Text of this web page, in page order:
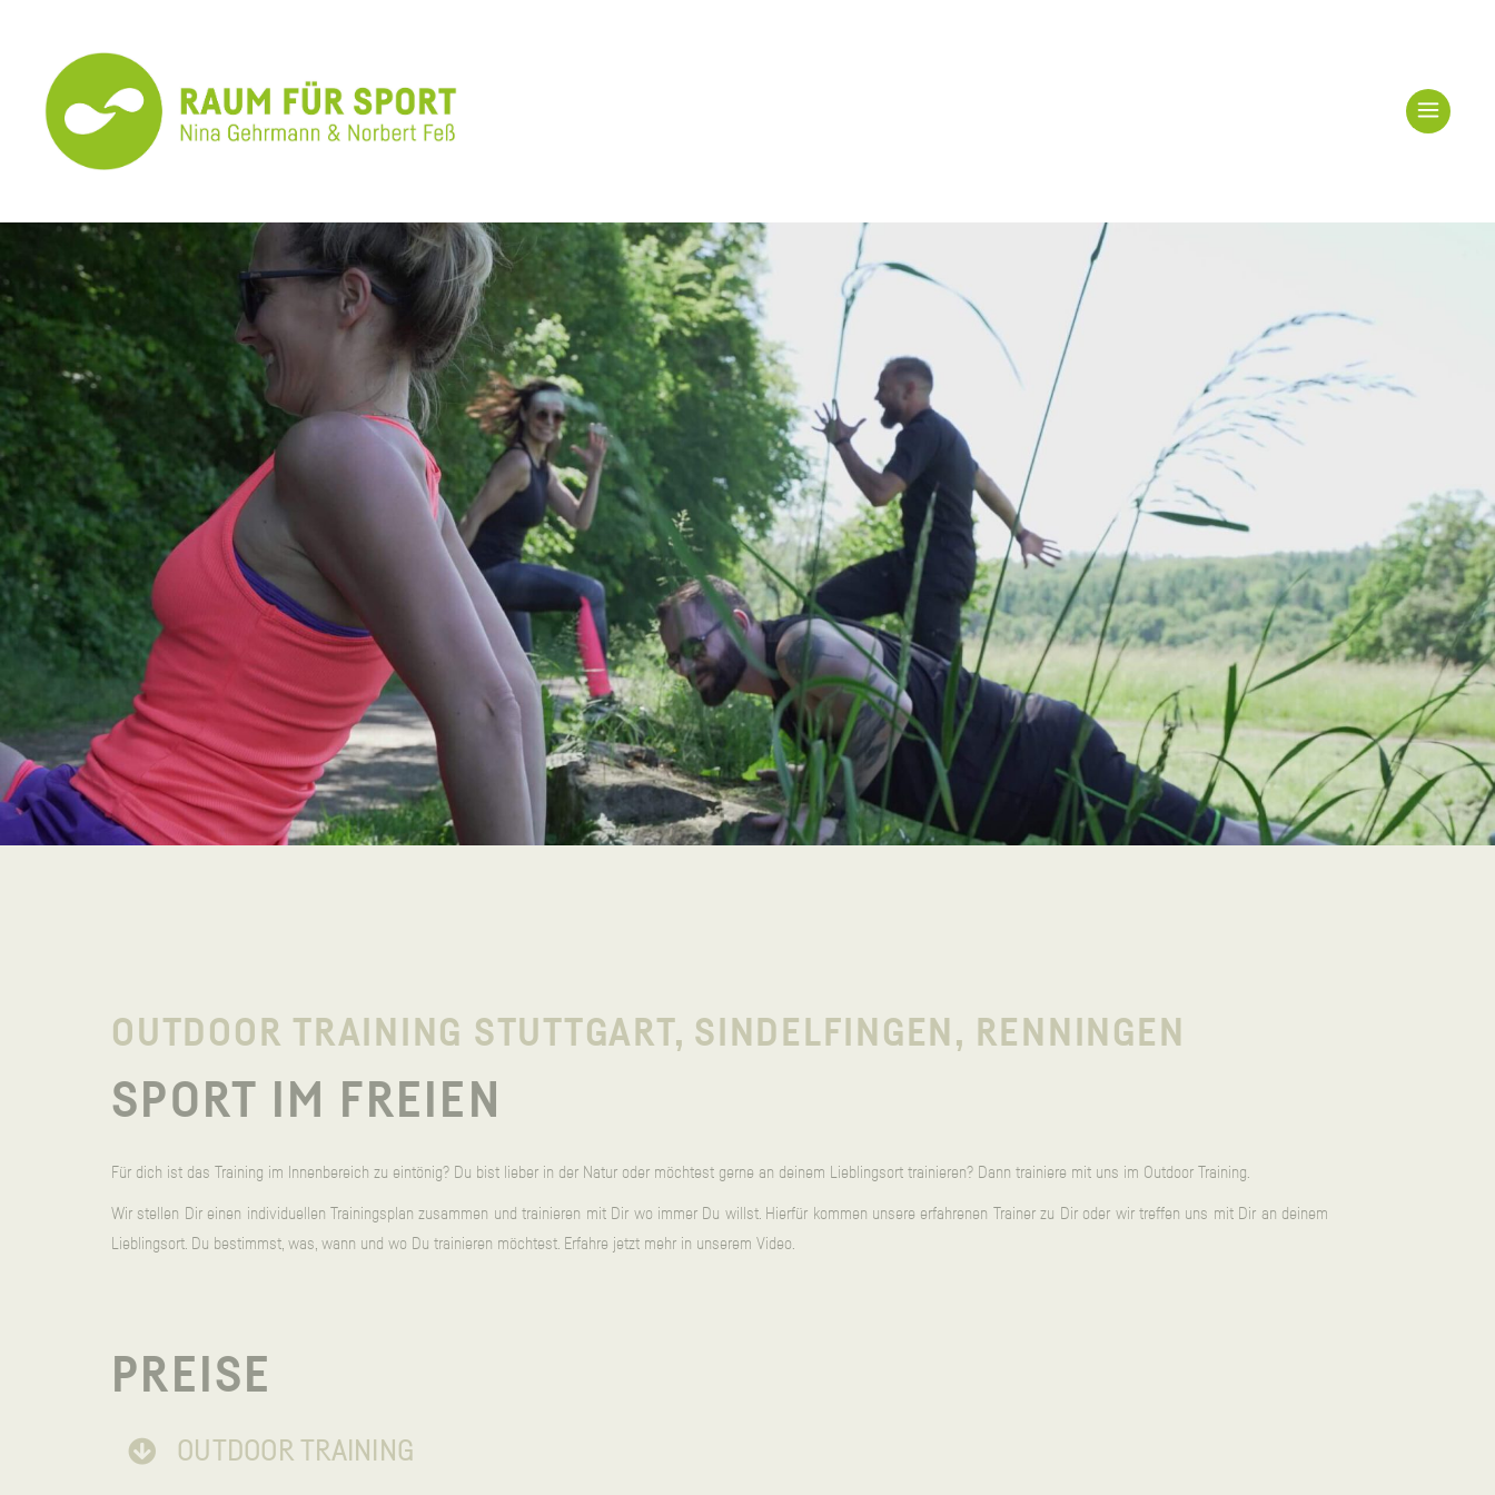
OUTDOOR TRAINING STUTTGART, SINDELFINGEN, RENNINGEN
SPORT IM FREIEN
Für dich ist das Training im Innenbereich zu eintönig? Du bist lieber in der Natur oder möchtest gerne an deinem Lieblingsort trainieren? Dann trainiere mit uns im Outdoor Training.
Wir stellen Dir einen individuellen Trainingsplan zusammen und trainieren mit Dir wo immer Du willst. Hierfür kommen unsere erfahrenen Trainer zu Dir oder wir treffen uns mit Dir an deinem
Lieblingsort. Du bestimmst, was, wann und wo Du trainieren möchtest. Erfahre jetzt mehr in unserem Video.
PREISE
OUTDOOR TRAINING